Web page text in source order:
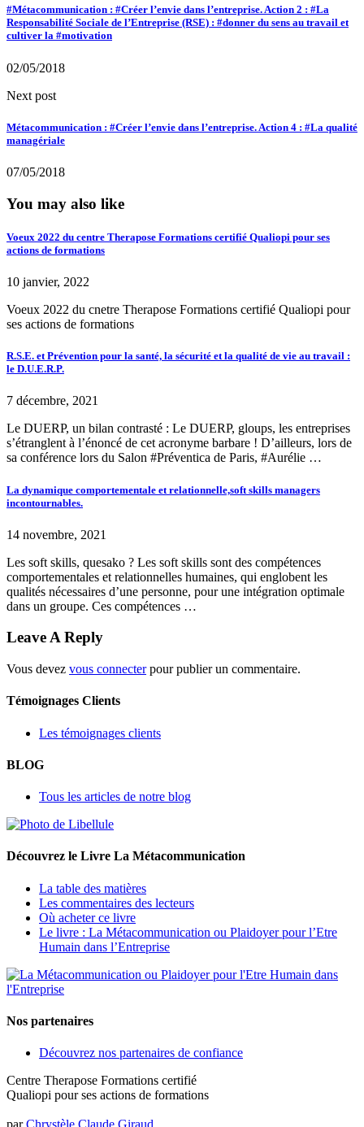
#Métacommunication : #Créer l’envie dans l’entreprise. Action 2 : #La
Responsabilité Sociale de l’Entreprise (RSE) : #donner du sens au travail et
cultiver la #motivation
02/05/2018
Next post
Métacommunication : #Créer l’envie dans l’entreprise. Action 4 : #La qualité
managériale
07/05/2018
You may also like
Voeux 2022 du centre Therapose Formations certifié Qualiopi pour ses
actions de formations
10 janvier, 2022
Voeux 2022 du cnetre Therapose Formations certifié Qualiopi pour
ses actions de formations
R.S.E. et Prévention pour la santé, la sécurité et la qualité de vie au travail :
le D.U.E.R.P.
7 décembre, 2021
Le DUERP, un bilan contrasté : Le DUERP, gloups, les entreprises
s’étranglent à l’énoncé de cet acronyme barbare ! D’ailleurs, lors de
sa conférence lors du Salon #Préventica de Paris, #Aurélie …
La dynamique comportementale et relationnelle,soft skills managers
incontournables.
14 novembre, 2021
Les soft skills, quesako ? Les soft skills sont des compétences
comportementales et relationnelles humaines, qui englobent les
qualités nécessaires d’une personne, pour une intégration optimale
dans un groupe. Ces compétences …
Leave A Reply
Vous devez vous connecterpour publier un commentaire.
Témoignages Clients
Les témoignages clients
BLOG
Tous les articles de notre blog
Découvrez le Livre La Métacommunication
La table des matières
Les commentaires des lecteurs
Où acheter ce livre
Le livre : La Métacommunication ou Plaidoyer pour l’Etre
Humain dans l’Entreprise
Nos partenaires
Découvrez nos partenaires de confiance
Centre Therapose Formations certifié
Qualiopi pour ses actions de formations